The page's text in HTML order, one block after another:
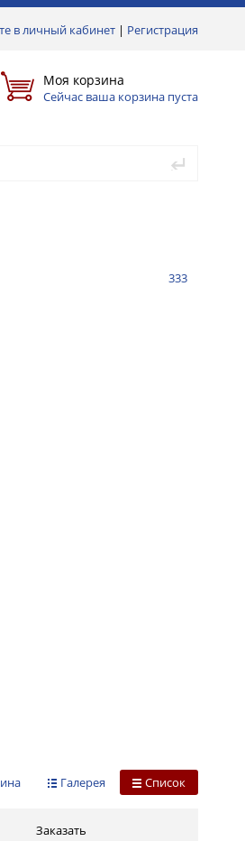
в личный кабинет | Регистрация
Моя корзина
Сейчас ваша корзина пуста
333
Список
Галерея
Заказать